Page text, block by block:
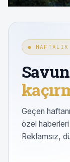
● HAFTALIK
Geçen
özel
Reklamsız,